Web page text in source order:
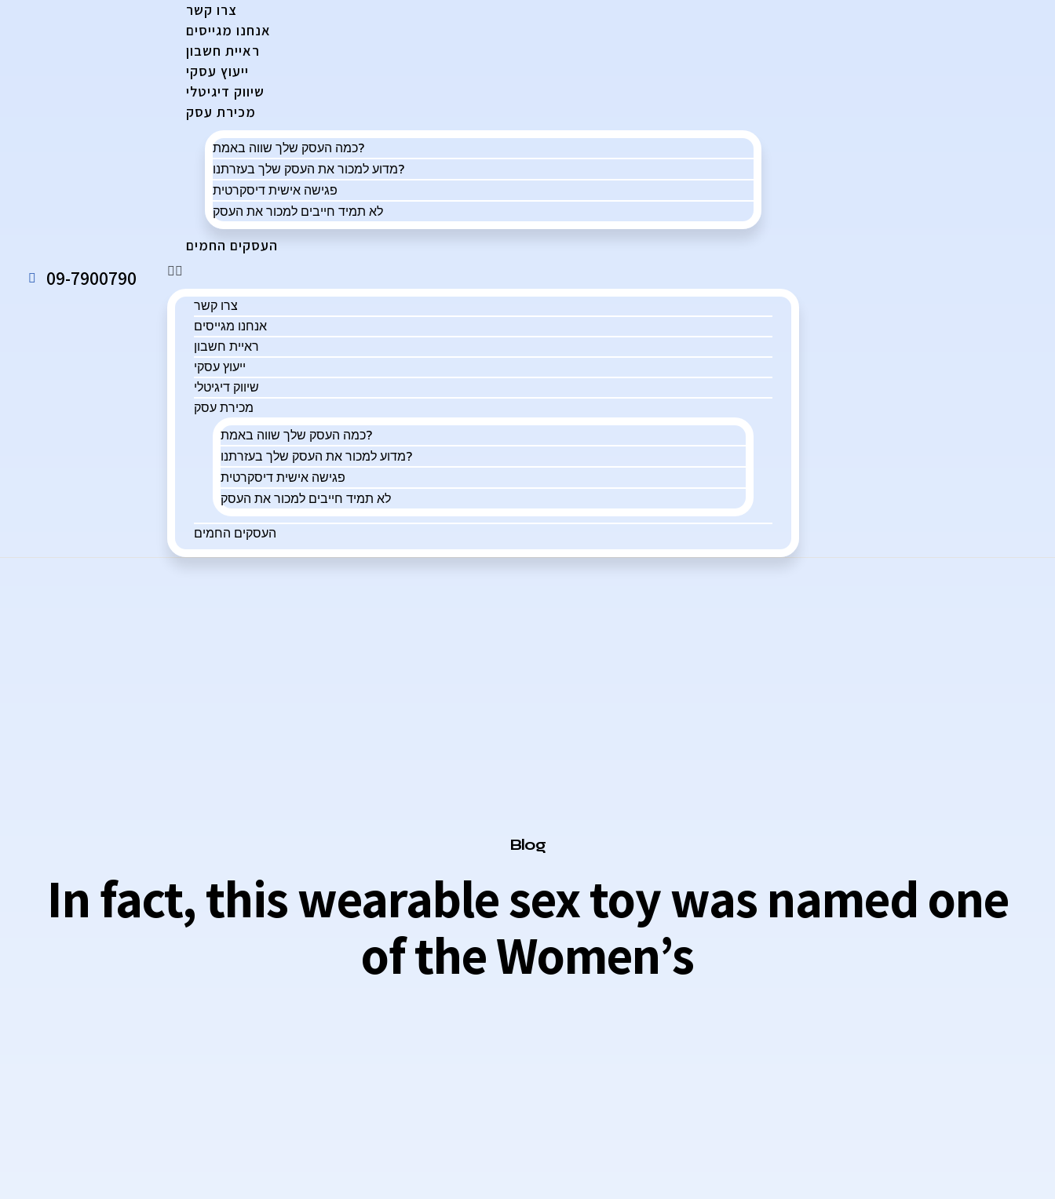
09-7900790
צרו קשר
אנחנו מגייסים
ראיית חשבון
ייעוץ עסקי
שיווק דיגיטלי
מכירת עסק
כמה העסק שלך שווה באמת?
מדוע למכור את העסק שלך בעזרתנו?
פגישה אישית דיסקרטית
לא תמיד חייבים למכור את העסק
העסקים החמים
צרו קשר
אנחנו מגייסים
ראיית חשבון
ייעוץ עסקי
שיווק דיגיטלי
מכירת עסק
כמה העסק שלך שווה באמת?
מדוע למכור את העסק שלך בעזרתנו?
פגישה אישית דיסקרטית
לא תמיד חייבים למכור את העסק
העסקים החמים
In fact, this wearable sex toy was named one
of the Women’s
Category
Blog